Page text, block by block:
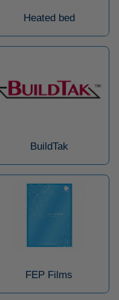
Heated bed
BuildTak
FEP Films